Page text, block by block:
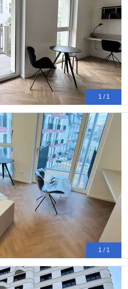
1 / 1
1 / 1